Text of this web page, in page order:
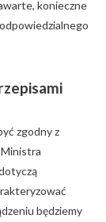
konieczne
zgodny z
będziemy